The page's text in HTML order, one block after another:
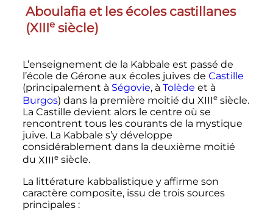
Aboulafia et les écoles castillanes
(XIIIe siècle)
L’enseignement de la Kabbale est passé de
l’école de Gérone aux écoles juives de Castille
(principalement à Ségovie, à Tolède et à
Burgos) dans la première moitié du XIIIe siècle.
La Castille devient alors le centre où se
rencontrent tous les courants de la mystique
juive. La Kabbale s’y développe
considérablement dans la deuxième moitié
du XIIIe siècle.
La littérature kabbalistique y affirme son
caractère composite, issu de trois sources
principales :